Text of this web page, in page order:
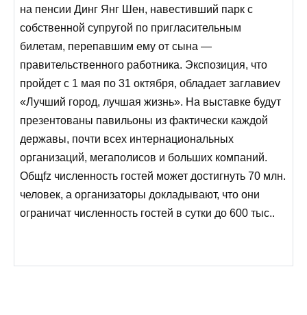
на пенсии Динг Янг Шен, навестивший парк с
собственной супругой по пригласительным
билетам, перепавшим ему от сына —
правительственного работника. Экспозиция, что
пройдет с 1 мая по 31 октября, обладает заглавиеv
«Лучший город, лучшая жизнь». На выставке будут
презентованы павильоны из фактически каждой
державы, почти всех интернациональных
организаций, мегаполисов и больших компаний.
Общfz численность гостей может достигнуть 70 млн.
человек, а организаторы докладывают, что они
ограничат численность гостей в сутки до 600 тыс..